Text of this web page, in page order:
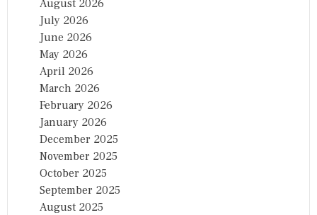
August 2026
July 2026
June 2026
May 2026
April 2026
March 2026
February 2026
January 2026
December 2025
November 2025
October 2025
September 2025
August 2025